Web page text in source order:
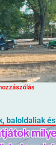
baloldaliak